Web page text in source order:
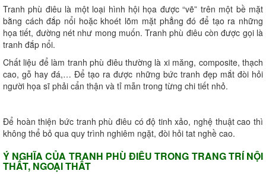
Tranh phù điêu là một loại hình hội họa được “vẽ” trên một bề mặt
bằng cách đắp nổi hoặc khoét lõm mặt phẳng đó để tạo ra những
họa tiết, đường nét như mong muốn. Tranh phù điêu còn được gọi là
tranh đắp nổi.
Chất liệu để làm tranh phù điêu thường là xi măng, composite, thạch
cao, gỗ hay đá,… Để tạo ra được những bức tranh đẹp mắt đòi hỏi
người họa sĩ phải cẩn thận và tỉ mẫn trong từng chi tiết nhỏ.
Để hoàn thiện bức tranh phù điêu có độ tinh xảo, nghệ thuật cao thì
không thể bỏ qua quy trình nghiêm ngặt, đòi hỏi tat nghề cao.
Ý NGHĨA CỦA TRANH PHÙ ĐIÊU TRONG TRANG TRÍ NỘI
THẤT, NGOẠI THẤT